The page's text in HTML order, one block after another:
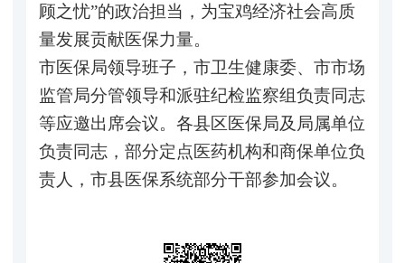
顾之忧”的政治担当，为宝鸡经济社会高质
量发展贡献医保力量。
市医保局领导班子，市卫生健康委、市市场
监管局分管领导和派驻纪检监察组负责同志
等应邀出席会议。各县区医保局及局属单位
负责同志，部分定点医药机构和商保单位负
责人，市县医保系统部分干部参加会议。